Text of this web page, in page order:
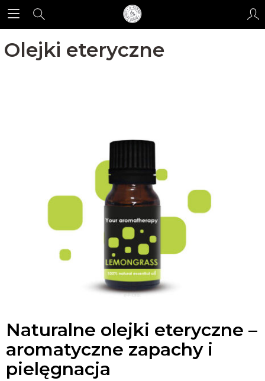
Olejki eteryczne
Naturalne olejki eteryczne –
aromatyczne zapachy i
pielęgnacja